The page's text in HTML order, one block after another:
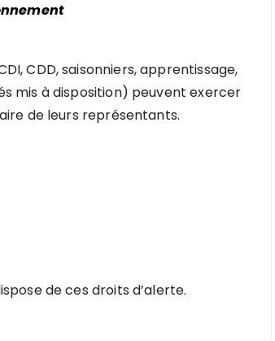
CDD, saisonniers, apprentissage,
mis à disposition) peuvent exercer
de leurs représentants.
de ces droits d’alerte.